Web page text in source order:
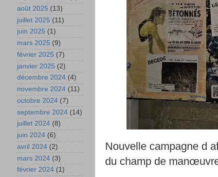
Nouvelle campagne d
du champ de
août 2025 (13)
juillet 2025 (11)
juin 2025 (1)
mars 2025 (9)
février 2025 (7)
janvier 2025 (2)
décembre 2024 (4)
novembre 2024 (11)
octobre 2024 (7)
septembre 2024 (14)
juillet 2024 (8)
juin 2024 (6)
avril 2024 (2)
mars 2024 (3)
février 2024 (1)